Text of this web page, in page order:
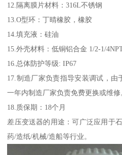
12.隔离膜片材料：316L不锈钢
13.O型环：丁晴橡胶，橡胶
14.填充液：硅油
15.外壳材料：低铜铝合金 1/2-1/
16.总体防护等级: IP67
17.制造厂家负责指导安装调试，由
一年内制造厂家负责免费更换或维修
18.质保期：18个月
差压变送器的用途：可广泛应用于
药/造纸/机械/造船等行业。